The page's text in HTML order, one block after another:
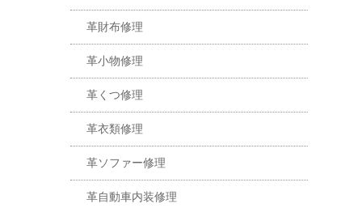
革財布修理
革小物修理
革くつ修理
革衣類修理
革ソファー修理
革自動車内装修理